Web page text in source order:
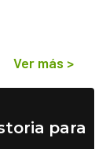
Ver más >
para